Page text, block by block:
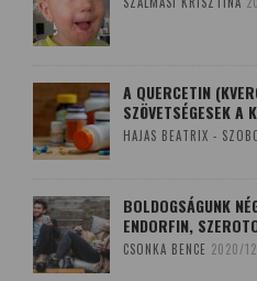
A QUERCETIN
SZÖVETSÉGESEK A
HAJAS BEATRIX -
BOLDOGSÁGUNK
ENDORFIN,
CSONKA BENCE 2020/